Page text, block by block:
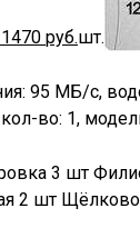
1470 руб.шт.
95 МБ/с,
во: 1,
3 шт
2 шт Щёлково